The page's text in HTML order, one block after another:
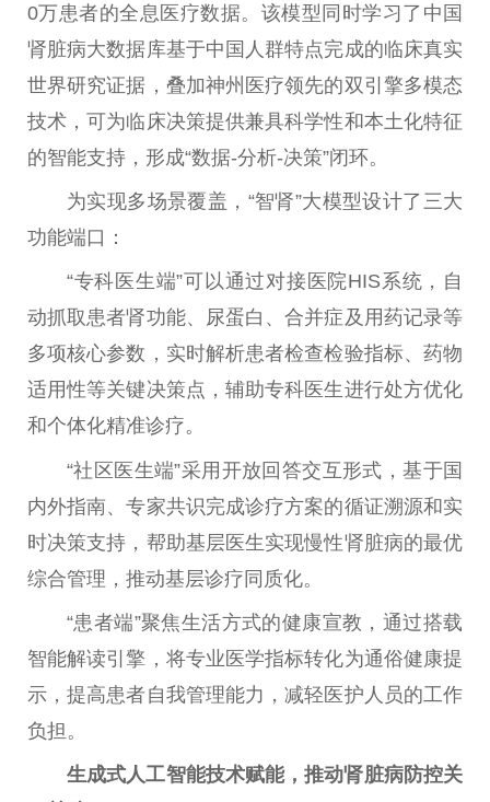
0万患者的全息医疗数据。该模型同时学习了中国
肾脏病大数据库基于中国人群特点完成的临床真实
世界研究证据，叠加神州医疗领先的双引擎多模态
技术，可为临床决策提供兼具科学性和本土化特征
的智能支持，形成“数据-分析-决策”闭环。
为实现多场景覆盖，“智肾”大模型设计了三大
功能端口：
“专科医生端”可以通过对接医院HIS系统，自
动抓取患者肾功能、尿蛋白、合并症及用药记录等
多项核心参数，实时解析患者检查检验指标、药物
适用性等关键决策点，辅助专科医生进行处方优化
和个体化精准诊疗。
“社区医生端”采用开放回答交互形式，基于国
内外指南、专家共识完成诊疗方案的循证溯源和实
时决策支持，帮助基层医生实现慢性肾脏病的最优
综合管理，推动基层诊疗同质化。
“患者端”聚焦生活方式的健康宣教，通过搭载
智能解读引擎，将专业医学指标转化为通俗健康提
示，提高患者自我管理能力，减轻医护人员的工作
负担。
生成式人工智能技术赋能，推动肾脏病防控关